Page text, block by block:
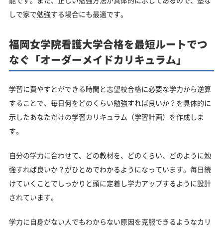
しで家で勉強する場合にも最適です。
福岡女学院看護大学合格を最短ルートでつ
なぐ「オーダーメイドカリキュラム」
学習に費やすとができる時間と志望校合格に必要な学力から逆算
することで、毎日何をどのくらい勉強すれば良いか？を具体的に
示したあなただけの学習カリキュラム（学習計画）を作成しま
す。
自分の学力に合わせて、どの教材を、どのくらい、どのように勉
強すれば良いか？がひとめでわかるようになっています。毎日続
けていくことでしっかりと頭に定着し学力アップするように設計
されています。
学力に自身がない人でもわからない原因を克服できるようなカリ